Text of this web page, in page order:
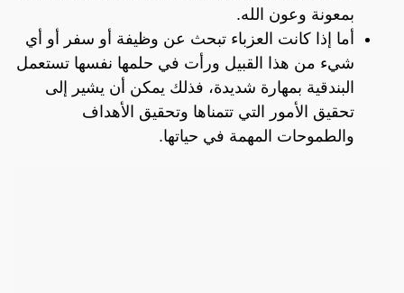
بمعونة وعون الله.
أما إذا كانت العزباء تبحث عن وظيفة أو سفر أو أي
شيء من هذا القبيل ورأت في حلمها نفسها تستعمل
البندقية بمهارة شديدة، فذلك يمكن أن يشير إلى
تحقيق الأمور التي تتمناها وتحقيق الأهداف
والطموحات المهمة في حياتها.